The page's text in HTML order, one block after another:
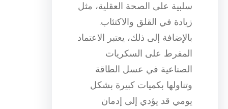
سلبية على الصحة العقلية، مثل
زيادة في القلق والاكتئاب.
بالإضافة إلى ذلك، يعتبر الاعتماد
المفرط على السكريات
الصناعية في عسل الطاقة
وتناولها بكميات كبيرة بشكل
يومي قد يؤدي إلى إدمان